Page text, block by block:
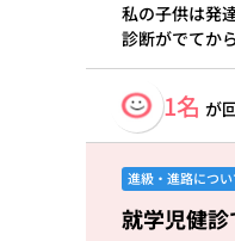
私の子供は発
診断がでてか
1名 が
進級・進路につい
就学児健